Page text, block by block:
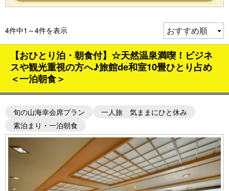
4件中1～4件を表示
【おひとり泊・朝食付】☆天然温泉満喫！ビジネ
スや観光重視の方へ♪旅館de和室10畳ひとり占め
＜一泊朝食＞
旬の山海幸会席プラン
一人旅 気ままにひと休み
素泊まり・一泊朝食